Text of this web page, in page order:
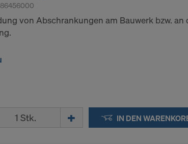
von Abschrankungen am Bauwerk bzw. an
IN DEN